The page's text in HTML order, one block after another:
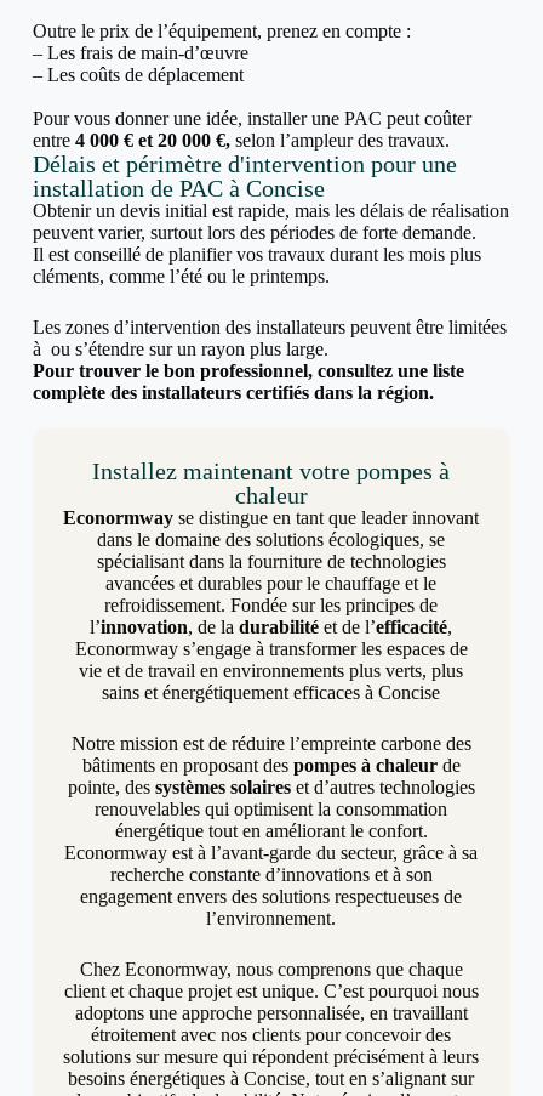
Outre le prix de l’équipement, prenez en compte :
– Les frais de main-d’œuvre
– Les coûts de déplacement
Pour vous donner une idée, installer une PAC peut coûter
entre 4 000 € et 20 000 €,selon l’ampleur des travaux.
Délais et périmètre d'intervention pour une
installation de PAC à Concise
Obtenir un devis initial est rapide, mais les délais de réalisation
peuvent varier, surtout lors des périodes de forte demande.
Il est conseillé de planifier vos travaux durant les mois plus
cléments, comme l’été ou le printemps.
Les zones d’intervention des installateurs peuvent être limitées
à ou s’étendre sur un rayon plus large.
Pour trouver le bon professionnel, consultez une liste
complète des installateurs certifiés dans la région.
Installez maintenant votre pompes à
chaleur
Econormway se distingue en tant que leader innovant
dans le domaine des solutions écologiques, se
spécialisant dans la fourniture de technologies
avancées et durables pour le chauffage et le
refroidissement. Fondée sur les principes de
l’innovation, de ladurabilité et de l’efficacité,
Econormway s’engage à transformer les espaces de
vie et de travail en environnements plus verts, plus
sains et énergétiquement efficaces à Concise
Notre mission est de réduire l’empreinte carbone des
bâtiments en proposant des pompes à chaleurde
pointe, des systèmes solaireset d’autres technologies
renouvelables qui optimisent la consommation
énergétique tout en améliorant le confort.
Econormway est à l’avant-garde du secteur, grâce à sa
recherche constante d’innovations et à son
engagement envers des solutions respectueuses de
l’environnement.
Chez Econormway, nous comprenons que chaque
client et chaque projet est unique. C’est pourquoi nous
adoptons une approche personnalisée, en travaillant
étroitement avec nos clients pour concevoir des
solutions sur mesure qui répondent précisément à leurs
besoins énergétiques à Concise, tout en s’alignant sur